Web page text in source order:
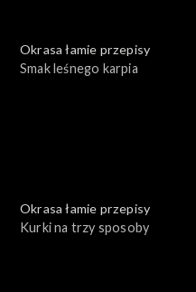
Okrasa łamie przepisy
Smak leśnego karpia
Okrasa łamie przepisy
Kurki na trzy sposoby